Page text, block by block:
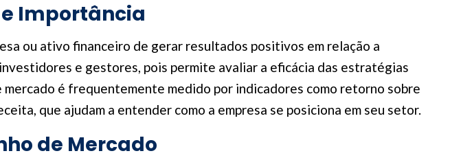
Importância
ou ativo financeiro de gerar resultados positivos em relação a
e gestores, pois permite avaliar a eficácia das estratégias
é frequentemente medido por indicadores como retorno sobre
que ajudam a entender como a empresa se posiciona em seu setor.
de Mercado